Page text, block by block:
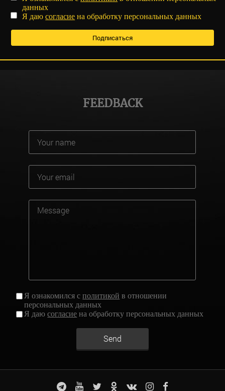
данных
Я даюсогласие на обработку персональных данных
FEEDBACK
Я ознакомился сполитикой в отношении
персональных данных
Я даюсогласие на обработку персональных данных
Send